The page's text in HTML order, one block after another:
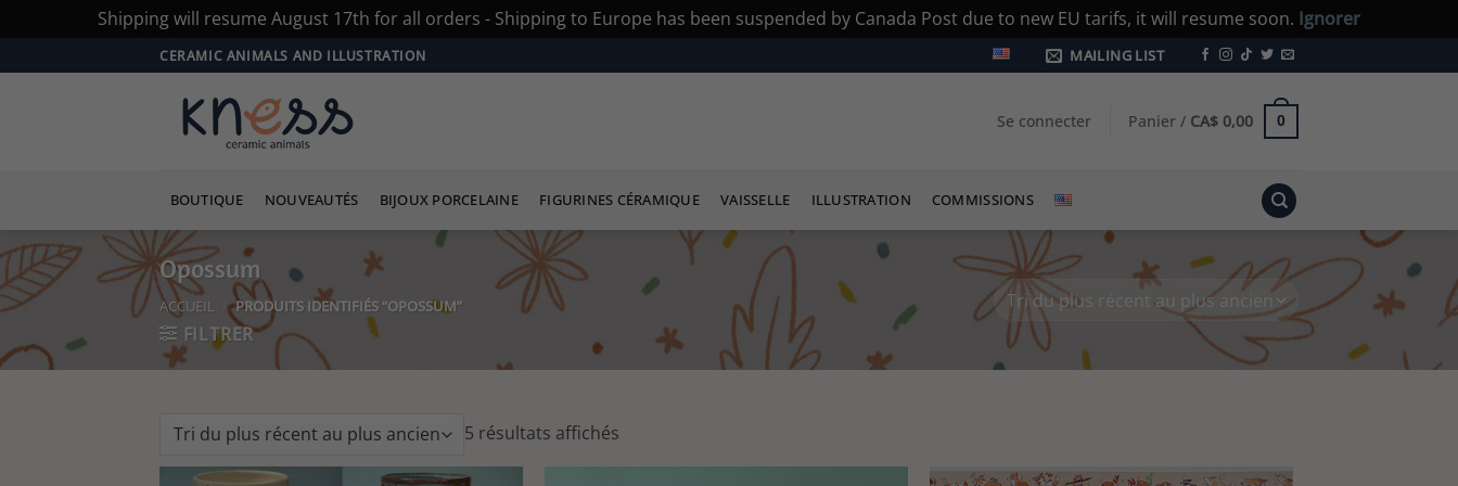
Shipping will resume August 17th for all orders - Shipping to Europe has been suspended by Canada Post due to new EU tarifs, it will resume soon. Ignorer
au
CERAMIC ANIMALS AND ILLUSTRATION MAILING LIST
Se connecter Panier / CA$ 0,00 0
BOUTIQUE NOUVEAUTÉS BIJOUX PORCELAINE FIGURINES CÉRAMIQUE VAISSELLE ILLUSTRATION COMMISSIONS
Opossum
ACCUEIL / PRODUITS IDENTIFIÉS “OPOSSUM”
FILTRER
5 résultats affichés